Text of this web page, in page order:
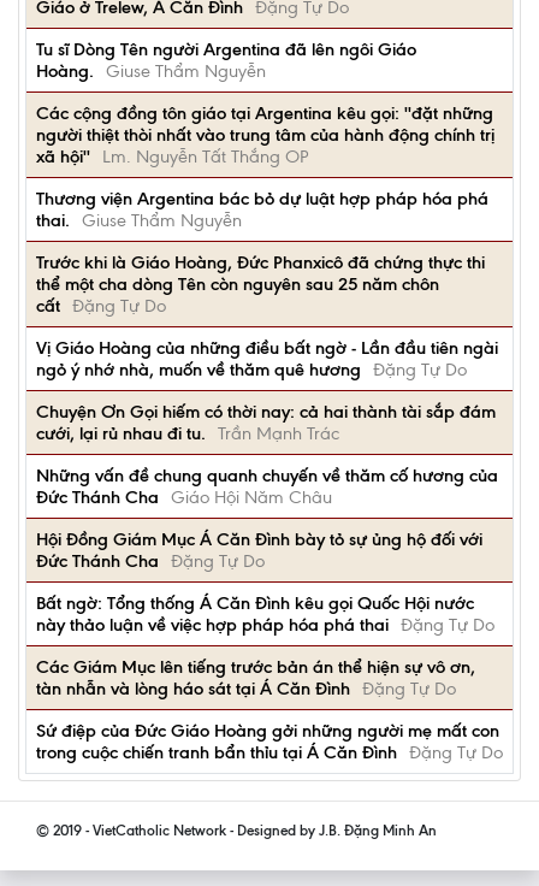
Giáo ở Trelew, Á Căn Đình Đặng Tự Do
Tu sĩ Dòng Tên người Argentina đã lên ngôi Giáo
Hoàng.
Giuse Thẩm Nguyễn
Các cộng đồng tôn giáo tại Argentina kêu gọi: ''đặt những
người thiệt thòi nhất vào trung tâm của hành động chính trị
xã hội''
Lm. Nguyễn Tất Thắng OP
Thương viện Argentina bác bỏ dự luật hợp pháp hóa phá
thai.
Giuse Thẩm Nguyễn
Trước khi là Giáo Hoàng, Đức Phanxicô đã chứng thực thi
thể một cha dòng Tên còn nguyên sau 25 năm chôn
cất Đặng Tự Do
Vị Giáo Hoàng của những điều bất ngờ - Lần đầu tiên ngài
ngỏ ý nhớ nhà, muốn về thăm quê hương
Đặng Tự Do
Chuyện Ơn Gọi hiếm có thời nay: cả hai thành tài sắp đám
cưới, lại rủ nhau đi tu.
Trần Mạnh Trác
Những vấn đề chung quanh chuyến về thăm cố hương của
Đức Thánh Cha
Giáo Hội Năm Châu
Hội Đồng Giám Mục Á Căn Đình bày tỏ sự ủng hộ đối với
Đức Thánh Cha
Đặng Tự Do
Bất ngờ: Tổng thống Á Căn Đình kêu gọi Quốc Hội nước
này thảo luận về việc hợp pháp hóa phá thai Đặng Tự Do
Các Giám Mục lên tiếng trước bản án thể hiện sự vô ơn,
tàn nhẫn và lòng háo sát tại Á Căn Đình Đặng Tự Do
Sứ điệp của Đức Giáo Hoàng gởi những người mẹ mất con
trong cuộc chiến tranh bẩn thỉu tại Á Căn Đình Đặng Tự Do
© 2019 - VietCatholic Network - Designed by J.B. Đặng Minh An